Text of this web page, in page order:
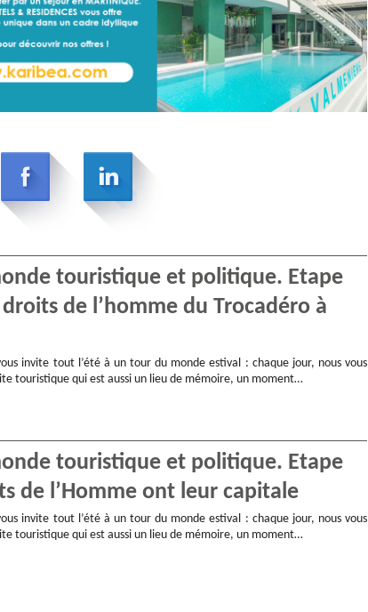
touristique et politique. Etape
de l’homme du Trocadéro à
invite tout l’été à un tour du monde estival : chaque jour, nous vous
touristique qui est aussi un lieu de mémoire, un moment…
touristique et politique. Etape
de l’Homme ont leur capitale
invite tout l’été à un tour du monde estival : chaque jour, nous vous
touristique qui est aussi un lieu de mémoire, un moment…